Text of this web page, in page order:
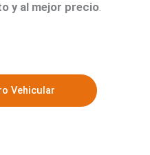
y al mejor precio.
Vehicular